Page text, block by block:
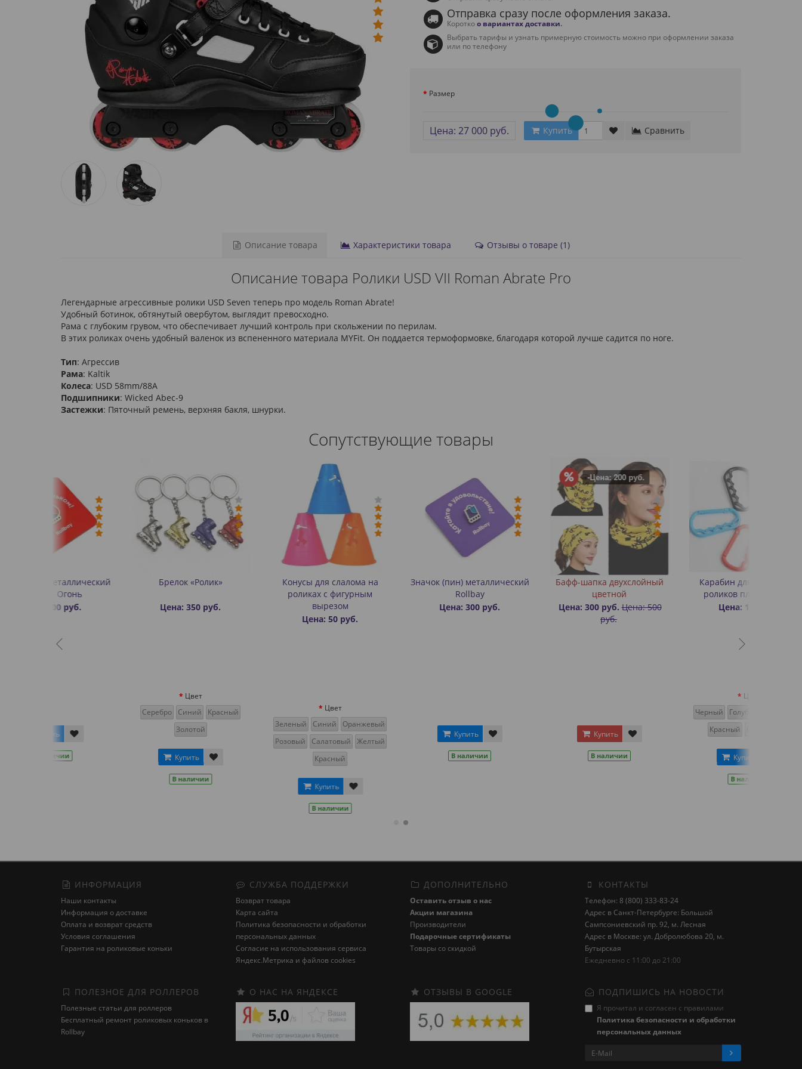
Отправка сразу после оформления заказа.
Короткоо вариантах доставки.
Выбрать тарифы и узнать примерную стоимость можно при оформлении заказа
или по телефону
Размер
Цена: 27 000 руб. Купить Сравнить
Описание товара Характеристики товара Отзывы о товаре (1)
Описание товара Ролики USD VII Roman Abrate Pro
Легендарные агрессивные ролики USD Seven теперь про модель Roman Abrate!
Удобный ботинок, обтянутый овербутом, выглядит превосходно.
Рама с глубоким грувом, что обеспечивает лучший контроль при скольжении по перилам.
В этих роликах очень удобный валенок из вспененного материала MYFit. Он поддается термоформовке, благодаря которой лучше садится по ноге.
Тип: Агрессив
Рама: Kaltik
Колеса: USD 58mm/88A
Подшипники: Wicked Abec-9
Застежки: Пяточный ремень, верхняя бакля, шнурки.
Сопутствующие товары
Брелок «Ролик»
Красный
Конусы для слалома на
роликах с фигурным
Зеленый
Оранжевый
Салатовый Желтый
Значок (пин) металлический
Купить
-Цена: 200 руб.
Бафф-шапка двухслойный
Цена: 300 руб.
Цена: 500
Карабин для переноски
роликов пластиковый
Цена: 170 руб.
Салатовый
Оранжевый
ИНФОРМАЦИЯ
Наши контакты
Информация о доставке
Оплата и возврат средств
Условия соглашения
Гарантия на роликовые коньки
СЛУЖБА ПОДДЕРЖКИ
Возврат товара
Карта сайта
Политика безопасности и обработки
персональных данных
Cогласие на использования сервиса
Яндекс.Метрика и файлов cookies
ДОПОЛНИТЕЛЬНО
Оставить отзыв о нас
Акции магазина
Производители
Подарочные сертификаты
Товары со скидкой
КОНТАКТЫ
Телефон: 8 (800) 333-83-24
Адрес в Санкт-Петербурге: Большой
Сампсониевский пр. 92, м. Лесная
Адрес в Москве: ул. Добролюбова 20, м.
Бутырская
Ежедневно с 11:00 до 21:00
ПОЛЕЗНОЕ ДЛЯ РОЛЛЕРОВ
Полезные статьи для роллеров
Бесплатный ремонт роликовых коньков в
Rollbay
О НАС НА ЯНДЕКСЕ ОТЗЫВЫ В GOOGLE ПОДПИШИСЬ НА НОВОСТИ
Я прочитал и согласен с правилами
Политика безопасности и обработки
персональных данных